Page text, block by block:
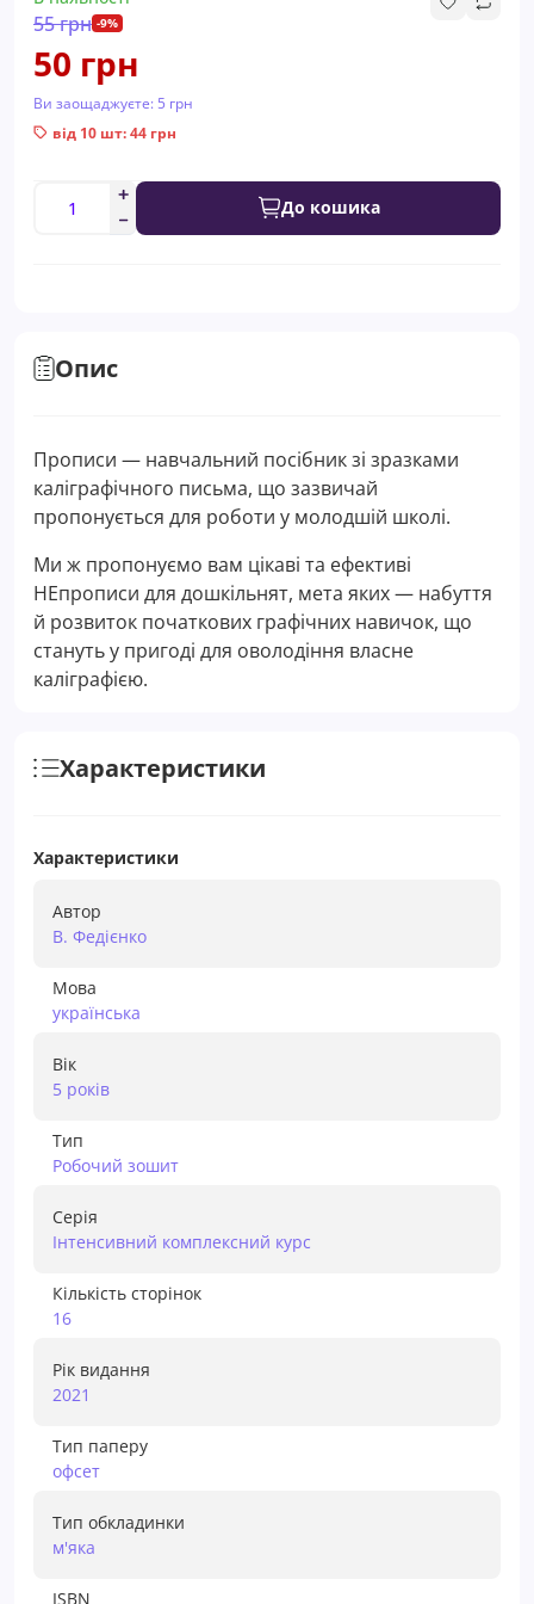
55 грн -9%
50 грн
Ви заощаджуєте: 5 грн
від 10 шт: 44 грн
До кошика
Опис
Прописи — навчальний посібник зі зразками
каліграфічного письма, що зазвичай
пропонується для роботи у молодшій школі.
Ми ж пропонуємо вам цікаві та ефективі
НЕпрописи для дошкільнят, мета яких — набуття
й розвиток початкових графічних навичок, що
стануть у пригоді для оволодіння власне
каліграфією.
Характеристики
Характеристики
Автор
В. Федієнко
Мова
українська
Вік
5 років
Тип
Робочий зошит
Серія
Iнтенсивний комплексний курс
Кількість сторінок
16
Рік видання
2021
Тип паперу
офсет
Тип обкладинки
м'яка
ISBN